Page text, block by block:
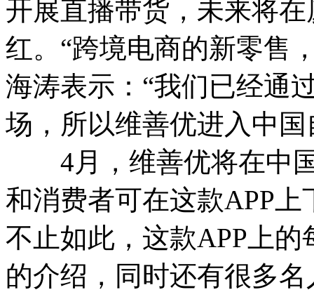
开展直播带货，未来将
红。“跨境电商的新零售
海涛表示：“我们已经通
场，所以维善优进入中
4月，维善优将在中国
和消费者可在这款APP
不止如此，这款APP上
的介绍，同时还有很多